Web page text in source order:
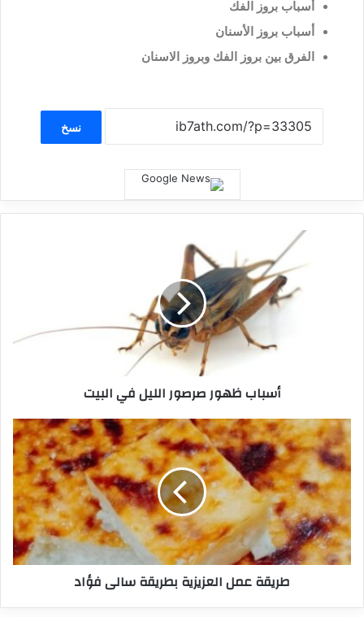
أسباب بروز الفك
أسباب بروز الأسنان
الفرق بين بروز الفك وبروز الاسنان
نسخ
أسباب ظهور صرصور الليل في البيت
طريقة عمل العزيزية بطريقة سالى فؤاد